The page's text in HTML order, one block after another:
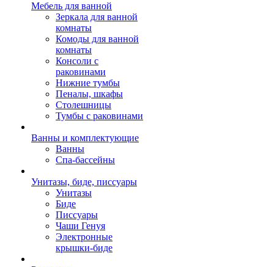
Мебель для ванной
Зеркала для ванной
комнаты
Комоды для ванной
комнаты
Консоли с
раковинами
Нижние тумбы
Пеналы, шкафы
Столешницы
Тумбы с раковинами
Ванны и комплектующие
Ванны
Спа-бассейны
Унитазы, биде, писсуары
Унитазы
Биде
Писсуары
Чаши Генуя
Электронные
крышки-биде